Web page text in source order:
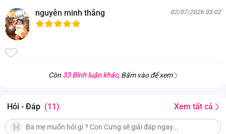
nguyễn minh thắng
02/07/2026 03:02
Còn 33 Bình luận khác, Bấm vào để xem
Hỏi - Đáp (11) Xem tất cả